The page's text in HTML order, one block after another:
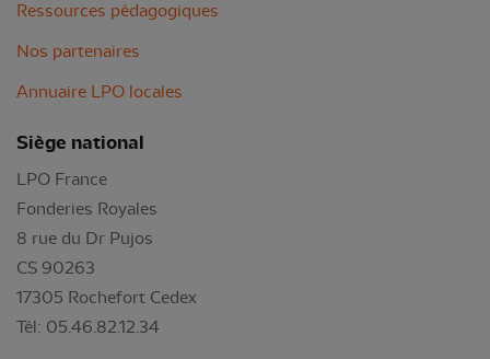
Ressources pédagogiques
Nos partenaires
Annuaire LPO locales
Siège national
LPO France
Fonderies Royales
8 rue du Dr Pujos
CS 90263
17305 Rochefort Cedex
Tél: 05.46.82.12.34